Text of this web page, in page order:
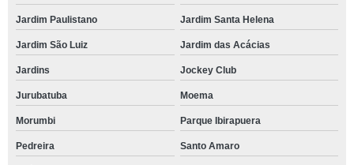
Jardim Paulistano Jardim Santa Helena
Jardim São Luiz Jardim das Acácias
Jardins Jockey Club
Jurubatuba Moema
Morumbi Parque Ibirapuera
Pedreira Santo Amaro